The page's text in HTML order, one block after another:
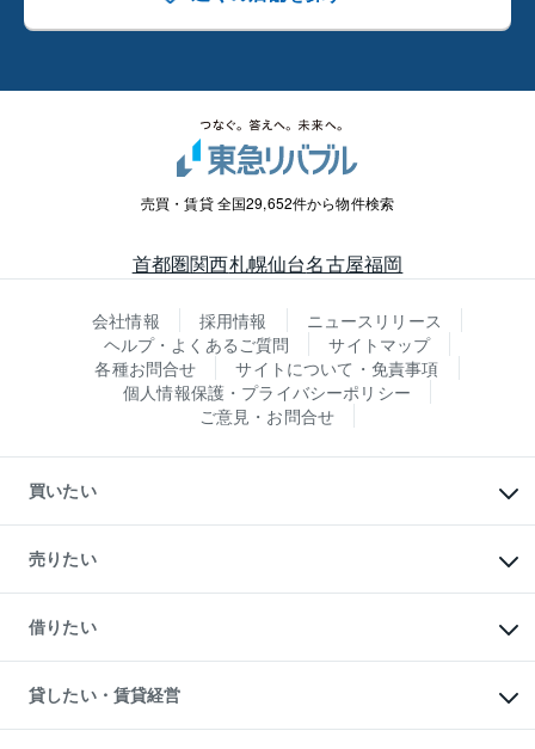
売買・賃貸 全国29,652件から物件検索
首都圏関西札幌仙台名古屋福岡
会社情報 採用情報
ニュースリリース
ヘルプ・よくあるご質問
サイトマップ
各種お問合せ
サイトについて・免責事項
個人情報保護・プライバシーポリシー
ご意見・お問合せ
買いたい
新築・分譲マンションの購入
中古マンションの購入
一戸建ての購入
中古一戸建ての購入
不動産購入の流れ
注目キーワード物件特集
購入ガイド
売りたい
一戸建ての売却・査定
土地の売却・査定
スピードAI査定
不動産査定について
不動産売却の流れ
借りたい
オフィス・店舗の賃貸
借りるときの流れ
借りるガイド
貸したい・賃貸経営